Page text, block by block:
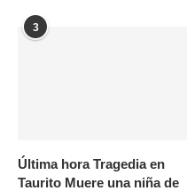
3
Última hora Tragedia en
Taurito Muere una niña de